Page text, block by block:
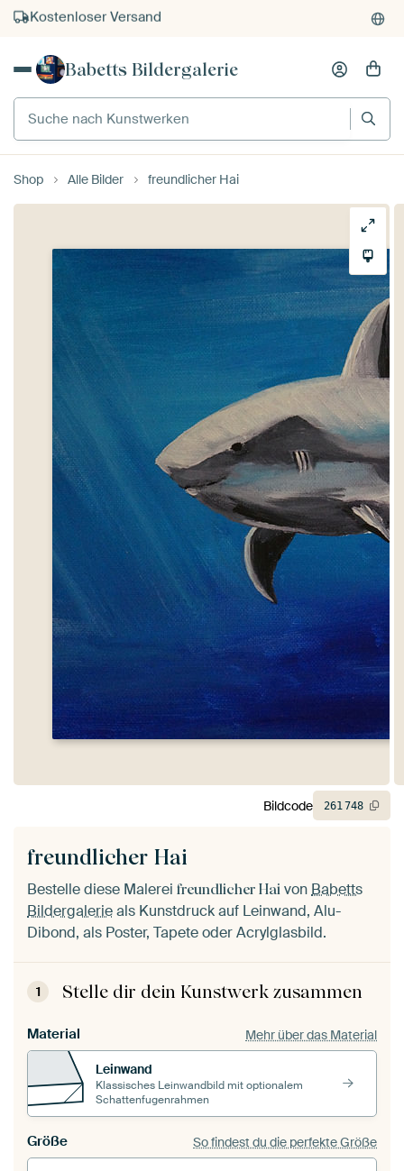
Kauf auf Rechnung
Individueller Druck auf Bestellung
Babetts Bildergalerie
Suche nach Kunstwerken
Shop Alle Bilder freundlicher Hai
freundlicher Hai
Bestelle diese Malerei freundlicher Hai vonBabetts
Bildergalerieals Kunstdruck auf Leinwand, Alu-
Dibond, als Poster, Tapete oder Acrylglasbild.
1 Stelle dir dein Kunstwerk zusammen
Material Mehr über das Material
Leinwand
Klassisches Leinwandbild mit optionalem
Schattenfugenrahmen
Größe So findest du die perfekte Größe
Bildcode 261748